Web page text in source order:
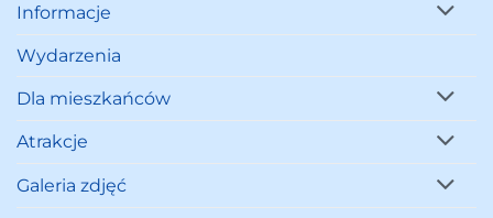
Informacje
Wydarzenia
Dla mieszkańców
Atrakcje
Galeria zdjęć